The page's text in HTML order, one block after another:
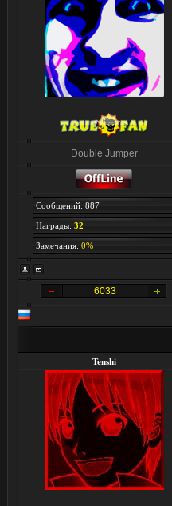
Double Jumper
Сообщений: 887
Награды: 32
Замечания: 0%
6033
Tenshi